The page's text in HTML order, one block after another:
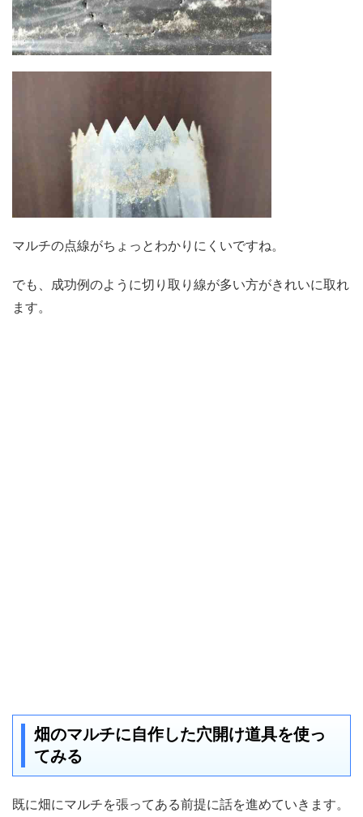
マルチの点線がちょっとわかりにくいですね。
でも、成功例のように切り取り線が多い方がきれいに取れ
ます。
畑のマルチに自作した穴開け道具を使っ
てみる
既に畑にマルチを張ってある前提に話を進めていきます。